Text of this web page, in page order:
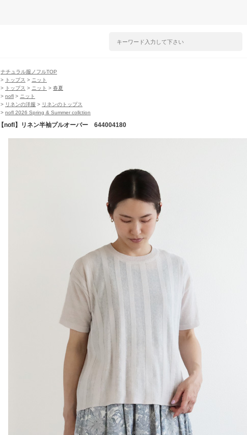
ナチュラル服ノフルTOP
> トップス > ニット
> トップス > ニット > 春夏
> nofl > ニット
> リネンの洋服 > リネンのトップス
> nofl 2026 Spring & Summer collction
【nofl】リネン半袖プルオーバー 644004180